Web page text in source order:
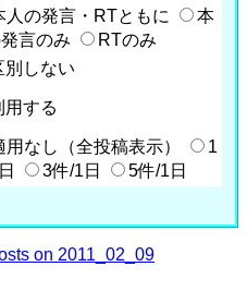
人の発言・RTともに
本
言のみ
RTのみ
別しない
用する
用なし（全投稿表示）
1
3件/1日 5件/1日
on 2011_02_09